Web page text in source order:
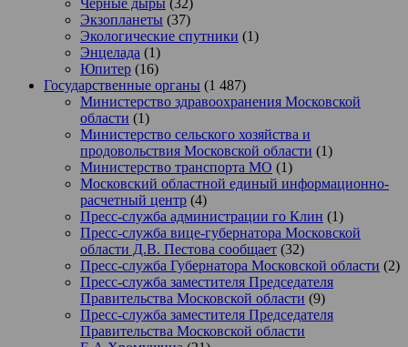
Экзопланеты (37)
Экологические спутники (1)
Энцелада (1)
Юпитер (16)
Государственные органы (1 487)
Министерство здравоохранения Московской
области (1)
Министерство сельского хозяйства и
продовольствия Московской области (1)
Министерство транспорта МО (1)
Московский областной единый информационно-
расчетный центр (4)
Пресс-служба администрации го Клин (1)
Пресс-служба вице-губернатора Московской
области Д.В. Пестова сообщает (32)
Пресс-служба Губернатора Московской области (2)
Пресс-служба заместителя Председателя
Правительства Московской области (9)
Пресс-служба заместителя Председателя
Правительства Московской области